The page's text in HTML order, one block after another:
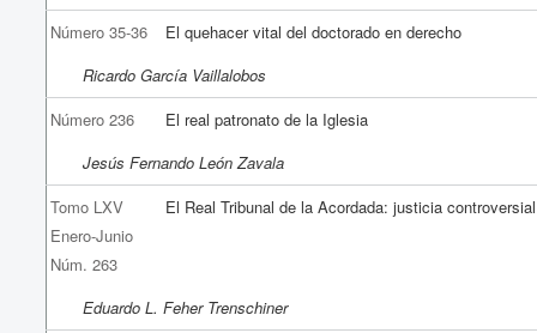
Número 35-36
El quehacer vital del doctorado en derecho
Ricardo García Vaillalobos
Número 236
El real patronato de la Iglesia
Jesús Fernando León Zavala
Tomo LXV
Enero-Junio
Núm. 263
El Real Tribunal de la Acordada: justicia controversial
Eduardo L. Feher Trenschiner